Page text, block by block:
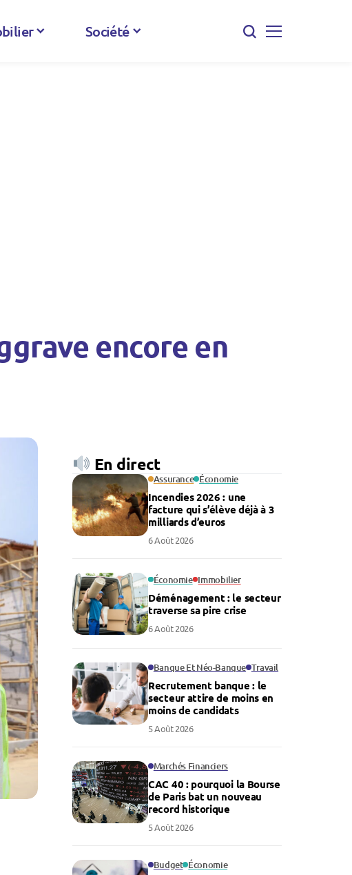
Société
encore en
En direct
Assurance Économie
Incendies 2026 : une
facture qui s’élève déjà à 3
milliards d’euros
6 Août 2026
Économie Immobilier
Déménagement : le secteur
traverse sa pire crise
6 Août 2026
Banque Et Néo-Banque Travail
Recrutement banque : le
secteur attire de moins en
moins de candidats
5 Août 2026
Marchés Financiers
CAC 40 : pourquoi la Bourse
de Paris bat un nouveau
record historique
5 Août 2026
Budget Économie